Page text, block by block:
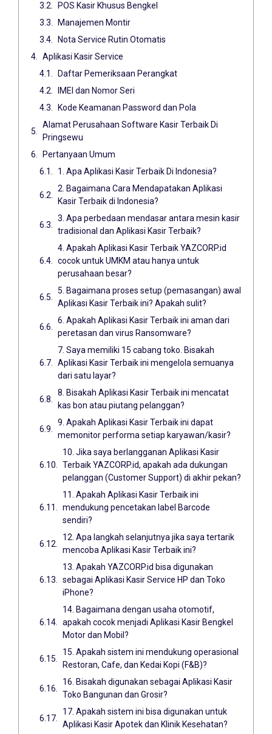
POS Kasir Khusus Bengkel
Manajemen Montir
Nota Service Rutin Otomatis
Aplikasi Kasir Service
Daftar Pemeriksaan Perangkat
IMEI dan Nomor Seri
Kode Keamanan Password dan Pola
Alamat Perusahaan Software Kasir Terbaik Di
Pringsewu
Pertanyaan Umum
1. Apa Aplikasi Kasir Terbaik Di Indonesia?
2. Bagaimana Cara Mendapatakan Aplikasi
Kasir Terbaik di Indonesia?
3. Apa perbedaan mendasar antara mesin kasir
tradisional dan Aplikasi Kasir Terbaik?
4. Apakah Aplikasi Kasir Terbaik YAZCORP.id
cocok untuk UMKM atau hanya untuk
perusahaan besar?
5. Bagaimana proses setup (pemasangan) awal
Aplikasi Kasir Terbaik ini? Apakah sulit?
6. Apakah Aplikasi Kasir Terbaik ini aman dari
peretasan dan virus Ransomware?
7. Saya memiliki 15 cabang toko. Bisakah
Aplikasi Kasir Terbaik ini mengelola semuanya
dari satu layar?
8. Bisakah Aplikasi Kasir Terbaik ini mencatat
kas bon atau piutang pelanggan?
9. Apakah Aplikasi Kasir Terbaik ini dapat
memonitor performa setiap karyawan/kasir?
10. Jika saya berlangganan Aplikasi Kasir
Terbaik YAZCORP.id, apakah ada dukungan
pelanggan (Customer Support) di akhir pekan?
11. Apakah Aplikasi Kasir Terbaik ini
mendukung pencetakan label Barcode
sendiri?
12. Apa langkah selanjutnya jika saya tertarik
mencoba Aplikasi Kasir Terbaik ini?
13. Apakah YAZCORP.id bisa digunakan
sebagai Aplikasi Kasir Service HP dan Toko
iPhone?
14. Bagaimana dengan usaha otomotif,
apakah cocok menjadi Aplikasi Kasir Bengkel
Motor dan Mobil?
15. Apakah sistem ini mendukung operasional
Restoran, Cafe, dan Kedai Kopi (F&B)?
16. Bisakah digunakan sebagai Aplikasi Kasir
Toko Bangunan dan Grosir?
17. Apakah sistem ini bisa digunakan untuk
Aplikasi Kasir Apotek dan Klinik Kesehatan?